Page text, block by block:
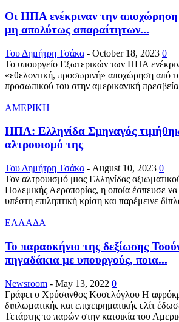
Οι ΗΠΑ ενέκριναν την αποχώρηση
μη απολύτως απαραίτητων...
Του Δημήτρη Τσάκα - October 18, 2023 0
Το υπουργείο Εξωτερικών των ΗΠΑ
«εθελοντική, προσωρινή» αποχώρηση από
προσωπικού του στην αμερικανική
ΑΜΕΡΙΚΗ
ΗΠΑ: Ελληνίδα Σμηναγός
αλτρουισμό της
Του Δημήτρη Τσάκα - August 10, 2023 0
Τον αλτρουισμό μιας Ελληνίδας
Πολεμικής Αεροπορίας, η οποία έσπευσε
υπέστη επιληπτική κρίση και παρέμεινε
ΕΛΛΑΔΑ
Το παρασκήνιο της δεξίωσης
πηγαδάκια με υπουργούς, ποια...
Newsroom - May 13, 2022 0
Γράφει ο Χρύσανθος Κοσελόγλου Η
διπλωματικής και επιχειρηματικής ελίτ
Τετάρτης το παρών στην κατοικία του